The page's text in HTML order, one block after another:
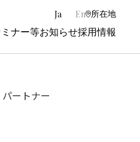
ナー等お知らせ採用情報
Ja En 所在地
パートナー